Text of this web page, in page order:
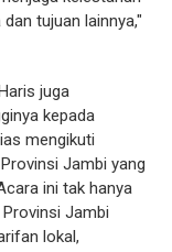
tujuan lainnya,"
juga
kepada
mengikuti
Jambi yang
ini tak hanya
Jambi
lokal,